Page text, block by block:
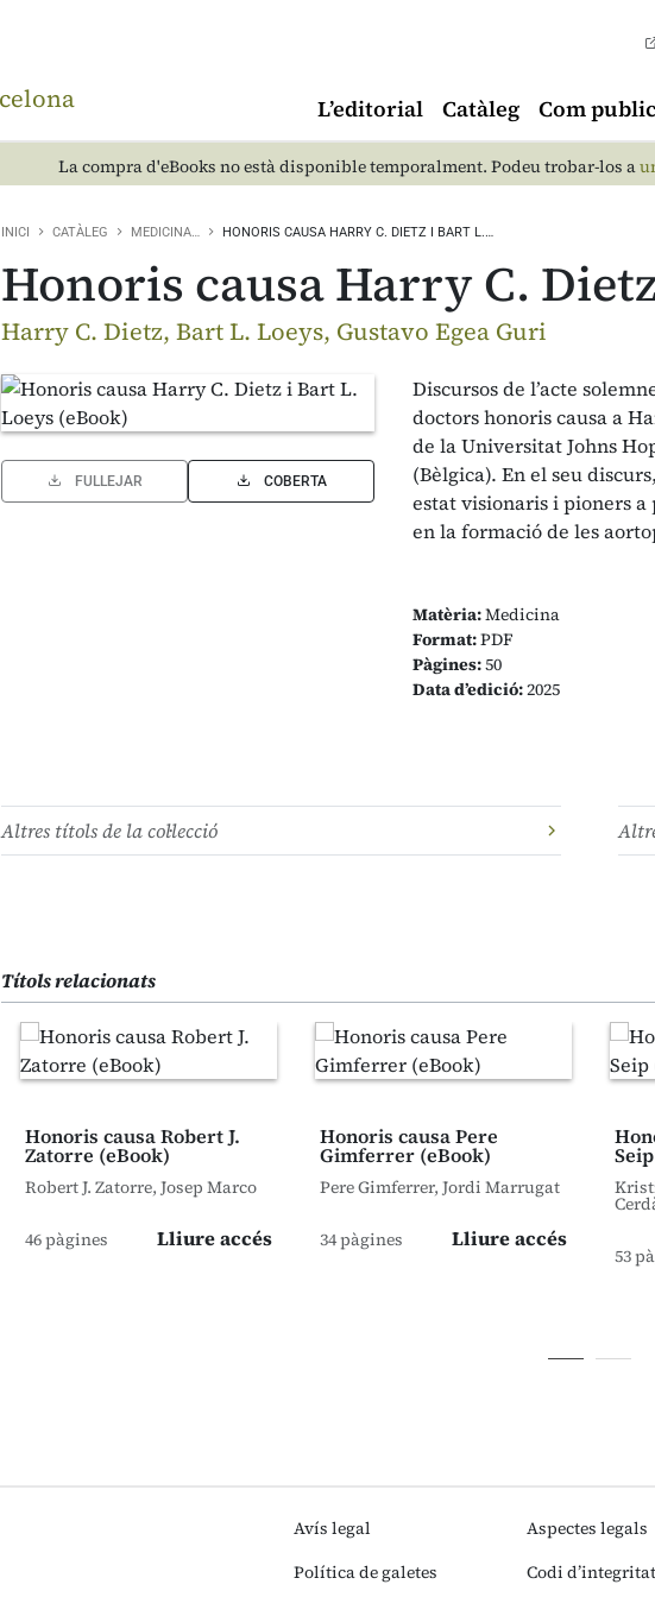
L’editorial Catàleg Com
La compra d'eBooks no està disponible temporalment. Podeu trobar-los a
INICI CATÀLEG MEDICINA… HONORIS CAUSA HARRY C. DIETZ I BART L.…
Honoris causa Harry C.
Harry C. Dietz, Bart L. Loeys, Gustavo Egea Guri
FULLEJAR COBERTA
Discursos de l’acte
doctors honoris causa a
de la Universitat Johns
(Bèlgica). En el seu
estat visionaris i pioners
en la formació de les
Matèria:Medicina
Format:PDF
Pàgines:50
Data d’edició:2025
Altres títols de la col·lecció
Títols relacionats
Honoris causa Robert J.
Zatorre (eBook)
Robert J. Zatorre, Josep Marco
46 pàgines Lliure accés
Honoris causa Pere
Gimferrer (eBook)
Pere Gimferrer, Jordi Marrugat
34 pàgines Lliure accés
53
Avís legal
Política de galetes
Aspectes legals
Codi